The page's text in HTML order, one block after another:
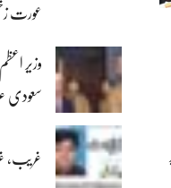
عورت
وزیر
سعودی
غریب،